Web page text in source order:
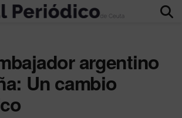
argentino
Un cambio